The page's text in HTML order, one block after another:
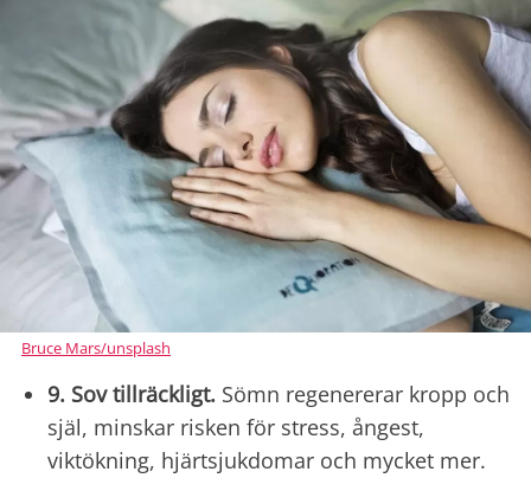
Bruce Mars/unsplash
9. Sov tillräckligt. Sömn regenererar kropp och
själ, minskar risken för stress, ångest,
viktökning, hjärtsjukdomar och mycket mer.